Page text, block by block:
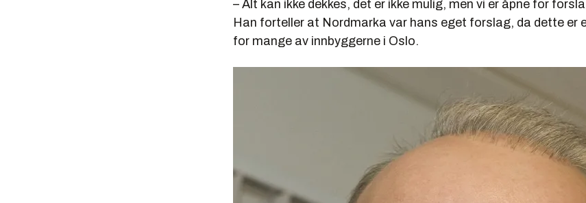
– Alt kan ikke dekkes, det er ikke mulig, men vi er åpne for
Han forteller at Nordmarka var hans eget forslag, da dette er
for mange av innbyggerne i Oslo.